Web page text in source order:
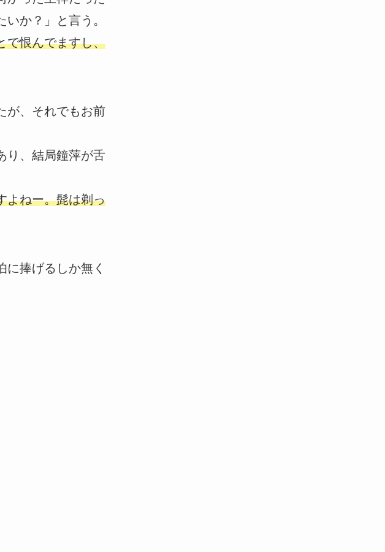
か？」と言う。
で恨んでますし、
が、それでもお前
り、結局鐘萍が舌
よねー。髭は剃っ
捧げるしか無く